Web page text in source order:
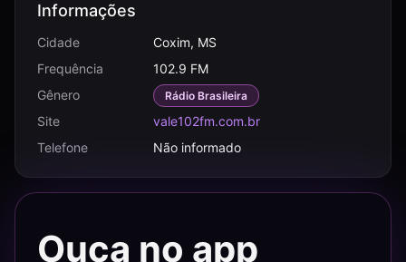
Informações
Cidade
Coxim, MS
Frequência
102.9 FM
Gênero
Rádio Brasileira
Site
vale102fm.com.br
Telefone
Não informado
Ouça no app